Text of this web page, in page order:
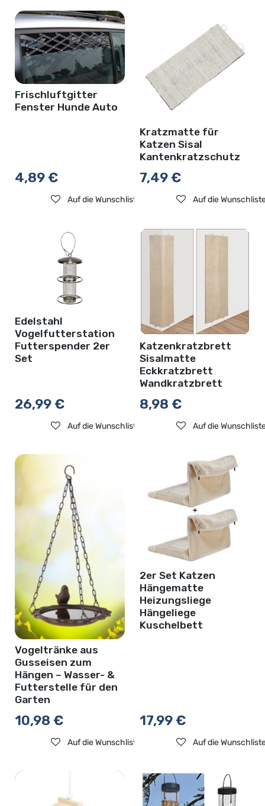
Frischluftgitter
Fenster Hunde Auto
4,89€
Auf die Wunschliste
Kratzmatte für
Katzen Sisal
Kantenkratzschutz
7,49€
Auf die
Edelstahl
Vogelfutterstation
Futterspender 2er
Set
26,99€
Auf die Wunschliste
Katzenkratzbrett
Sisalmatte
Eckkratzbrett
Wandkratzbrett
8,98 €
Auf die
Vogeltränke aus
Gusseisen zum
Hängen – Wasser- &
Futterstelle für den
Garten
10,98 €
Auf die Wunschliste
2er Set Katzen
Hängematte
Heizungsliege
Hängeliege
Kuschelbett
17,99€
Auf die